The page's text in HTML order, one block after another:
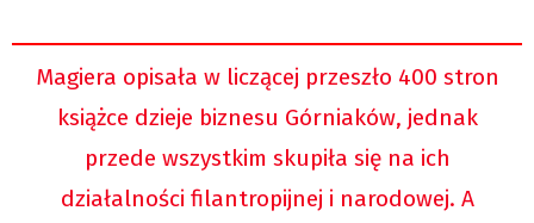
Magiera opisała w liczącej przeszło 400 stron
książce dzieje biznesu Górniaków, jednak
przede wszystkim skupiła się na ich
działalności filantropijnej i narodowej. A